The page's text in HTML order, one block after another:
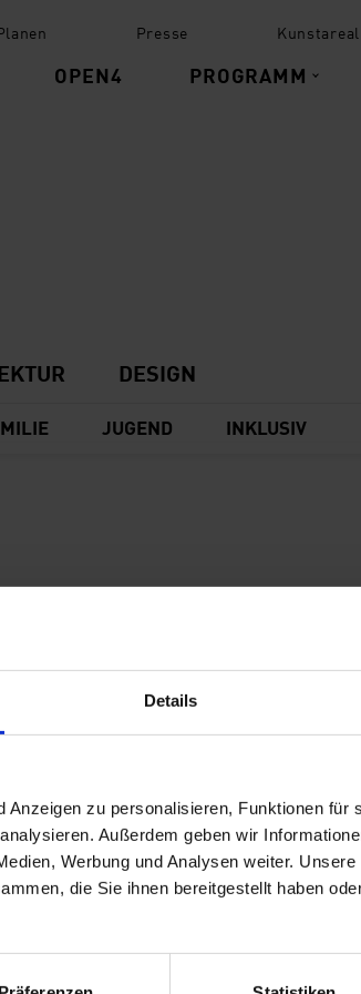
Details
zu personalisieren, Funktionen für
Außerdem geben wir
Werbung und Analysen weiter.
die Sie ihnen bereitgestellt haben
Presse Kunstareal
OPEN4 PROGRAMM
DESIGN
JUGEND INKLUSIV